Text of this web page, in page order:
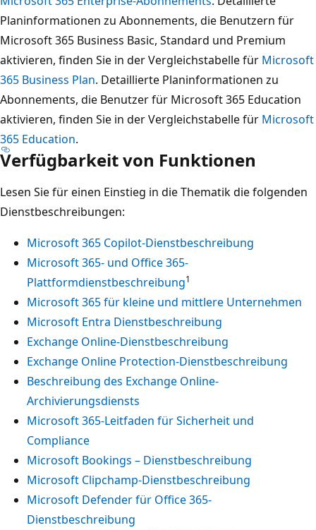
Planinformationen zu Abonnements, die Benutzern für
Microsoft 365 Business Basic, Standard und Premium
aktivieren, finden Sie in der Vergleichstabelle für Microsoft
365 Business Plan. Detaillierte Planinformationen zu
Abonnements, die Benutzer für Microsoft 365 Education
aktivieren, finden Sie in der Vergleichstabelle für Microsoft
365 Education.
Verfügbarkeit von Funktionen
Lesen Sie für einen Einstieg in die Thematik die folgenden
Dienstbeschreibungen:
Microsoft 365 Copilot-Dienstbeschreibung
Microsoft 365- und Office 365-
Plattformdienstbeschreibung1
Microsoft 365 für kleine und mittlere Unternehmen
Microsoft Entra Dienstbeschreibung
Exchange Online-Dienstbeschreibung
Exchange Online Protection-Dienstbeschreibung
Beschreibung des Exchange Online-
Archivierungsdiensts
Microsoft 365-Leitfaden für Sicherheit und
Compliance
Microsoft Bookings – Dienstbeschreibung
Microsoft Clipchamp-Dienstbeschreibung
Microsoft Defender für Office 365-
Dienstbeschreibung